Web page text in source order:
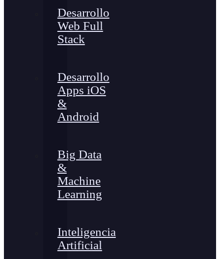
Desarrollo
Web Full
Stack
Desarrollo
Apps iOS
&
Android
Big Data
&
Machine
Learning
Inteligencia
Artificial